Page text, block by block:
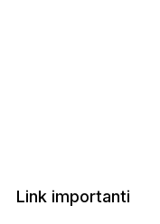
Link importanti